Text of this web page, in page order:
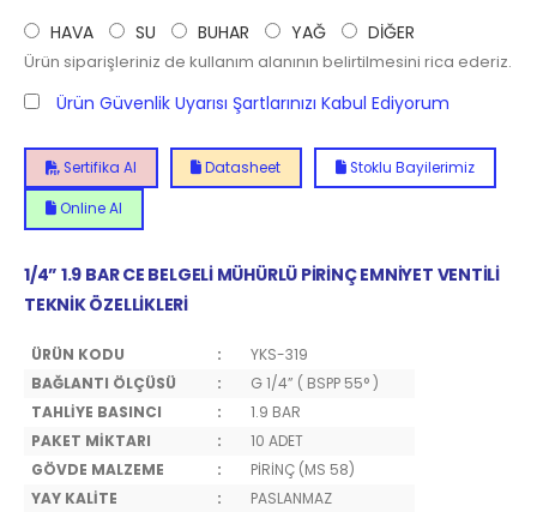
HAVA SU BUHAR YAĞ DİĞER
Ürün siparişleriniz de kullanım alanının belirtilmesini rica ederiz.
Ürün Güvenlik Uyarısı Şartlarınızı Kabul Ediyorum
Sertifika Al Datasheet Stoklu Bayilerimiz
Online Al
1/4” 1.9 BAR CE BELGELİ MÜHÜRLÜ PİRİNÇ EMNİYET VENTİLİ
TEKNİK ÖZELLİKLERİ
ÜRÜN KODU :
YKS-319
BAĞLANTI ÖLÇÜSÜ
:
G 1/4” ( BSPP 55° )
TAHLİYE BASINCI
:
1.9 BAR
PAKET MİKTARI
:
10 ADET
GÖVDE MALZEME
:
PİRİNÇ (MS 58)
YAY KALİTE
:
PASLANMAZ